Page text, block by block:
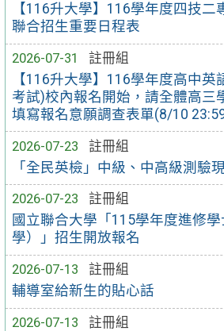
【116升大學】116學年度四技二
聯合招生重要日程表
2026-07-31
註冊組
【116升大學】116學年度高中英
考試)校內報名開始，請全體高三
填寫報名意願調查表單(8/10
2026-07-23
註冊組
「全民英檢」中級、中高級測驗
2026-07-23
註冊組
國立聯合大學「115學年度進修
學）」招生開放報名
2026-07-13
註冊組
輔導室給新生的貼心話
2026-07-13
註冊組